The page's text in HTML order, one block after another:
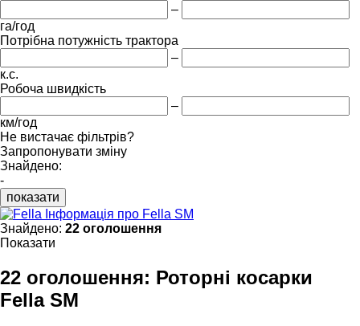
–
га/год
Потрібна потужність трактора
–
к.с.
Робоча швидкість
–
км/год
Не вистачає фільтрів?
Запропонувати зміну
Знайдено:
-
показати
Інформація про Fella SM
Знайдено: 22 оголошення
Показати
22 оголошення: Роторні косарки
Fella SM